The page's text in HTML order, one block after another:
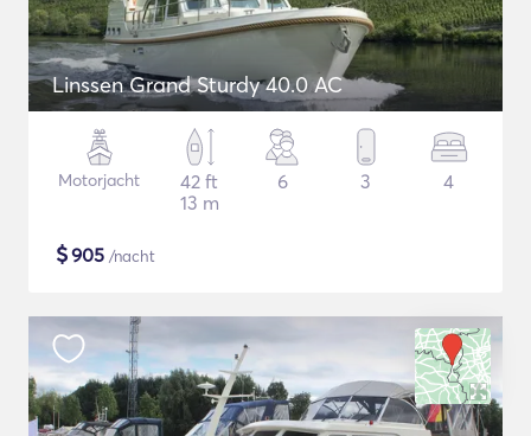
Linssen Grand Sturdy 40.0 AC
Motorjacht
42 ft
13 m
6 3 4
$905 /nacht